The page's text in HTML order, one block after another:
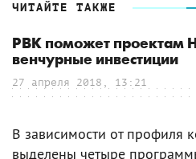
ЧИТАЙТЕ ТАКЖЕ
РВК поможет проектам
венчурные инвестиции
27 апреля 2018, 13:21
В зависимости от профиля
выделены четыре